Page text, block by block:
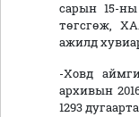
сарын 15-
төгсгөж,
ажилд
-Ховд
архивын
1293